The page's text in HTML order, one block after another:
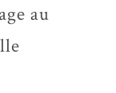
au